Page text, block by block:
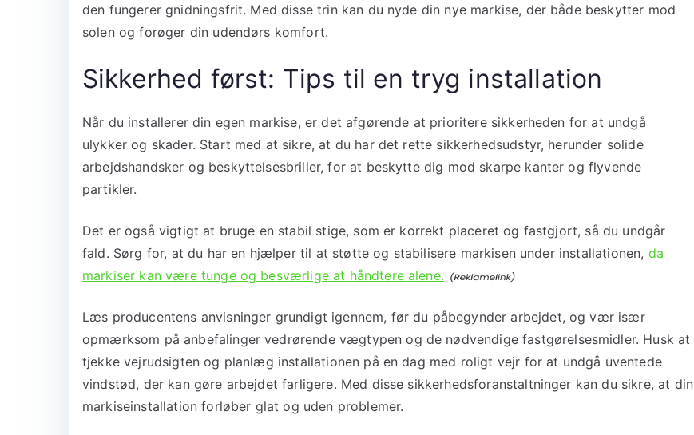
den fungerer gnidningsfrit. Med disse trin kan du nyde din nye markise, der både beskytter mod
solen og forøger din udendørs komfort.
Sikkerhed først: Tips til en tryg installation
Når du installerer din egen markise, er det afgørende at prioritere sikkerheden for at undgå
ulykker og skader. Start med at sikre, at du har det rette sikkerhedsudstyr, herunder solide
arbejdshandsker og beskyttelsesbriller, for at beskytte dig mod skarpe kanter og flyvende
partikler.
Det er også vigtigt at bruge en stabil stige, som er korrekt placeret og fastgjort, så du undgår
fald. Sørg for, at du har en hjælper til at støtte og stabilisere markisen under installationen, da
markiser kan være tunge og besværlige at håndtere alene.
Læs producentens anvisninger grundigt igennem, før du påbegynder arbejdet, og vær især
opmærksom på anbefalinger vedrørende vægtypen og de nødvendige fastgørelsesmidler. Husk at
tjekke vejrudsigten og planlæg installationen på en dag med roligt vejr for at undgå uventede
vindstød, der kan gøre arbejdet farligere. Med disse sikkerhedsforanstaltninger kan du sikre, at din
markiseinstallation forløber glat og uden problemer.